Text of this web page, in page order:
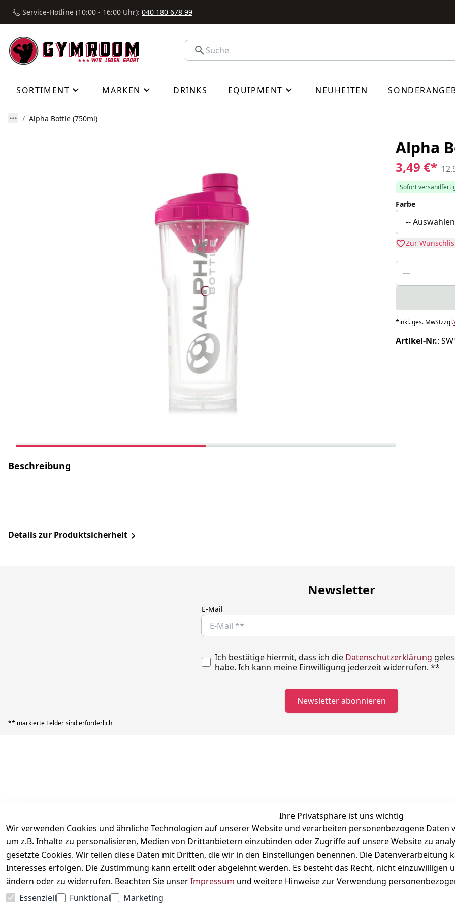
Service-Hotline (10:00 - 16:00 Uhr): 040 180 678 99
SORTIMENT MARKEN DRINKS EQUIPMENT NEUHEITEN
Alpha Bottle (750ml)
Alpha
3,49 €*
Sofort
Farbe
Zur
*inkl. ges. MwStzzgl.
Artikel-Nr.:
Beschreibung
Details zur Produktsicherheit
Newsletter
E-Mail
Ich bestätige hiermit, dass ich die Datenschutzerklärung
habe. Ich kann meine Einwilligung jederzeit widerrufen. **
Newsletter abonnieren
** markierte Felder sind erforderlich
Ihre Privatsphäre ist uns wichtig
Wir verwenden Cookies und ähnliche Technologien auf unserer Website und verarbeiten personenbezogene Daten
um z.B. Inhalte zu personalisieren, Medien von Drittanbietern einzubinden oder Zugriffe auf unsere Website zu
gesetzte Cookies. Wir teilen diese Daten mit Dritten, die wir in den Einstellungen benennen. Die
Interesses erfolgen. Die Zustimmung kann erteilt oder abgelehnt werden. Es besteht das Recht, nicht einzuwilligen
ändern oder zu widerrufen. Beachten Sie unserImpressum und weitere Hinweise zur Verwendung
Essenziell
Funktional Marketing
Widerrufsrecht
Versand & Zahlung
Kontakt
Vertrag widerrufen
Mo-Fr: 10:00 - 16:00 Uhr
Schnackenburgallee 120
22525 Hamburg
Kontaktformular